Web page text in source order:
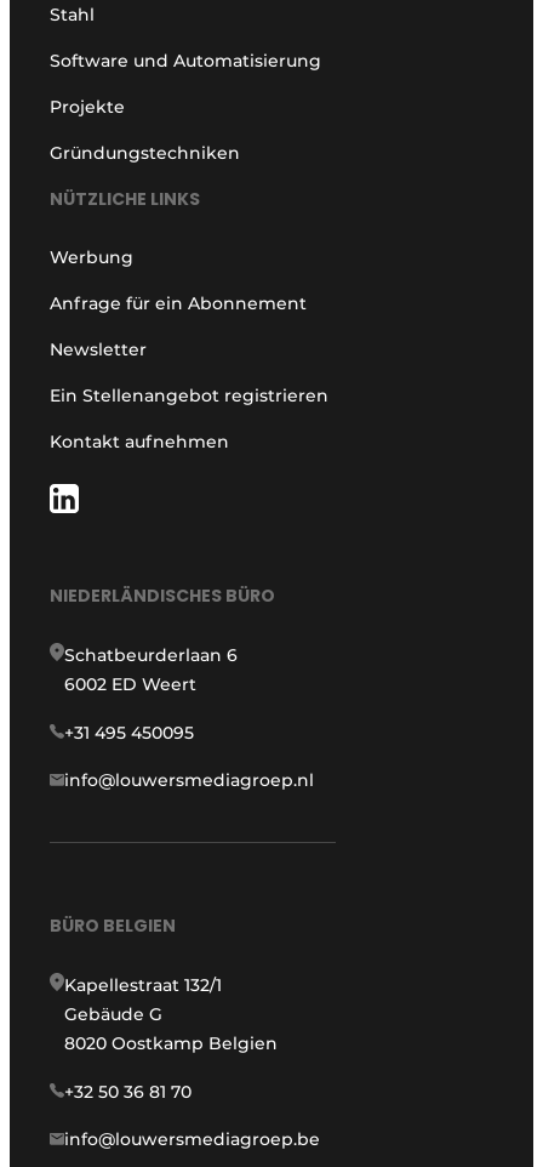
Stahl
Software und Automatisierung
Projekte
Gründungstechniken
NÜTZLICHE LINKS
Werbung
Anfrage für ein Abonnement
Newsletter
Ein Stellenangebot registrieren
Kontakt aufnehmen
NIEDERLÄNDISCHES BÜRO
Schatbeurderlaan 6
6002 ED Weert
+31 495 450095
info@louwersmediagroep.nl
BÜRO BELGIEN
Kapellestraat 132/1
Gebäude G
8020 Oostkamp Belgien
+32 50 36 81 70
info@louwersmediagroep.be